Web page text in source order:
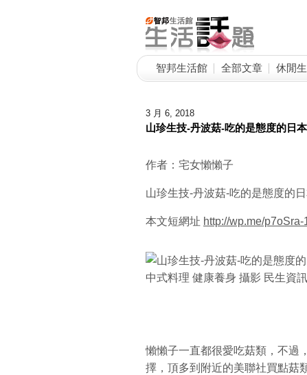
智邦生活館 全部文章 休閒
3 月 6, 2018
山珍生技-丹波菇-吃的是態度的日
作者：宅女懶懶子
山珍生技-丹波菇-吃的是態度的
本文短網址 http://wp.me/
懶懶子一直都很愛吃菇類，不過
擇，頂多到附近的美聯社買點菇